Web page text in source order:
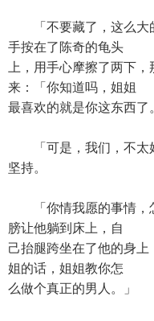
「不要藏了，这么大
手按在了陈奇的龟头
上，用手心摩擦了两下
来：「你知道吗，姐姐
最喜欢的就是你这东西了
「可是，我们，不太
坚持。
「你情我愿的事情，
膀让他躺到床上，自
己抬腿跨坐在了他的身
姐的话，姐姐教你怎
么做个真正的男人。」